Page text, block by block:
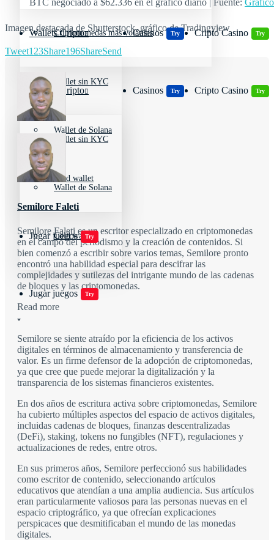
Wallets Cripto
Wallet sin KYC
Wallet de Solana
Cold wallet
Casinos Try Cripto Casino Try
Jugar juegos Try
Criptomonedas más volátiles
Wallets Cripto
Wallet sin KYC
Wallet de Solana
Cold wallet
Casinos Try Cripto Casino Try
Jugar juegos Try
Imagen destacada de Shutterstock, gráfico de Tradingview
Tweet123Share196ShareSend
Semilore Faleti
Semilore Faleti es un escritor especializado en criptomonedas
en el campo del periodismo y la creación de contenidos. Si
bien comenzó a escribir sobre varios temas, Semilore pronto
encontró una habilidad especial para descifrar las
complejidades y sutilezas del intrigante mundo de las cadenas
de bloques y las criptomonedas.
Read more
Semilore se siente atraído por la eficiencia de los activos
digitales en términos de almacenamiento y transferencia de
valor. Es un firme defensor de la adopción de criptomonedas,
ya que cree que puede mejorar la digitalización y la
transparencia de los sistemas financieros existentes.
En dos años de escritura activa sobre criptomonedas, Semilore
ha cubierto múltiples aspectos del espacio de activos digitales,
incluidas cadenas de bloques, finanzas descentralizadas
(DeFi), staking, tokens no fungibles (NFT), regulaciones y
actualizaciones de redes, entre otros.
En sus primeros años, Semilore perfeccionó sus habilidades
como escritor de contenido, seleccionando artículos
educativos que atendían a una amplia audiencia. Sus artículos
eran particularmente valiosos para las personas nuevas en el
espacio criptográfico, ya que ofrecían explicaciones
perspicaces que desmitificaban el mundo de las monedas
digitales.